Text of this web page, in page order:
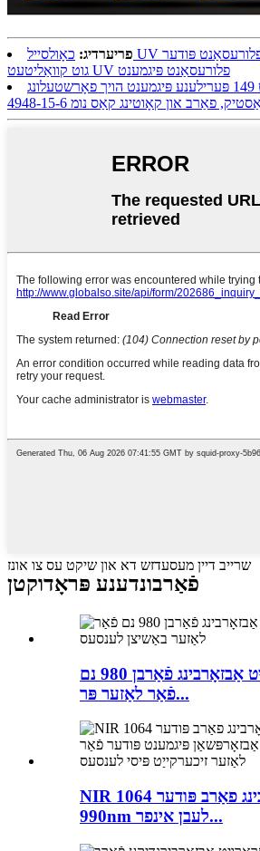
פריערדיג: כאָולסייל UV פלורעסאַנט פּודער UV פלורעסאַנט טינט
גוט קוואַליטעט UV פלורעסאַנט פּיגמענט
פיגמענט רויט 149 פּערילענע פּיגמענט הויך פאָרשטעלונג
פאַרב און קאָוטינג קאַס נומ 4948-15-6
שרייב דיין מעסעדזש דא און שיקט עס צו אונז
פֿאַרבונדענע פּראָדוקטן
לעבן אינפֿראַרויט אַבזאָרבינג פֿאַרבן 980 נם
פֿאַר לאַזער פּר...
NIR אַבזאָרבינג פאַרב פּודער 1064nm
990nm לעבן אינפר...